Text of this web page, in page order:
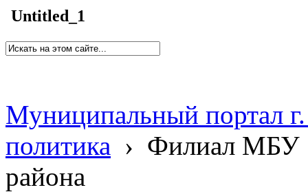
Untitled_1
Муниципальный портал
политика › Филиал МБУ
района